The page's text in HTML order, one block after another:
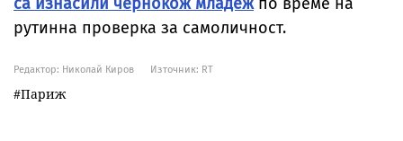
рутинна проверка за самоличност.
Редактор: Николай Киров Източник: RT
Париж